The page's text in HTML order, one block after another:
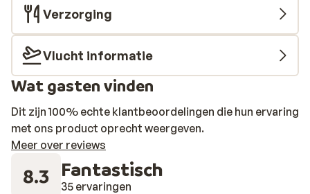
Verzorging
Vlucht informatie
Wat gasten vinden
Dit zijn 100% echte klantbeoordelingen die hun ervaring
met ons product oprecht weergeven.
Meer over reviews
8.3 Fantastisch
35 ervaringen